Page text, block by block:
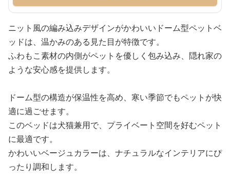
ニット風の編み込みデザインがかわいいドーム型ペットベ
ッドは、温かみのある見た目が特徴です。
ふわもこ素材の内側がペットを優しく包み込み、隠れ家の
ような安心感を提供します。
ドーム型の構造が保温性を高め、寒い季節でもペットが快
適に過ごせます。
このベッドは犬猫兼用で、プライベート空間を好むペット
に最適です。
かわいいベージュカラーは、ナチュラルなインテリアにぴ
ったり調和します。